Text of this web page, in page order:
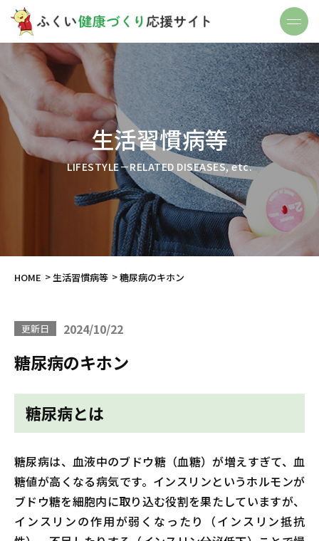
生活習慣病等
LIFESTYLE－RELATED DISEASES, etc.
HOME 生活習慣病等 糖尿病のキホン
更新日 2024/10/22
糖尿病のキホン
糖尿病とは
糖尿病は、血液中のブドウ糖（血糖）が増えすぎて、血
糖値が高くなる病気です。インスリンというホルモンが
ブドウ糖を細胞内に取り込む役割を果たしていますが、
インスリンの作用が弱くなったり（インスリン抵抗